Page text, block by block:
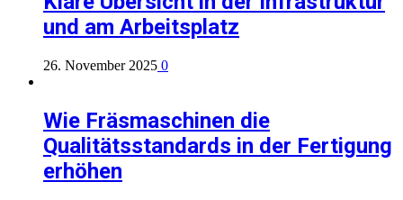
und am Arbeitsplatz
26. November 2025 0
Wie Fräsmaschinen die
Qualitätsstandards in der Fertigung
erhöhen